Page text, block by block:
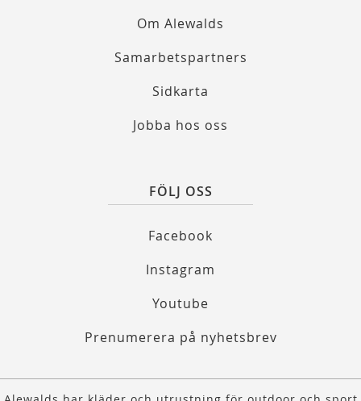
Om Alewalds
Samarbetspartners
Sidkarta
Jobba hos oss
FÖLJ OSS
Facebook
Instagram
Youtube
Prenumerera på nyhetsbrev